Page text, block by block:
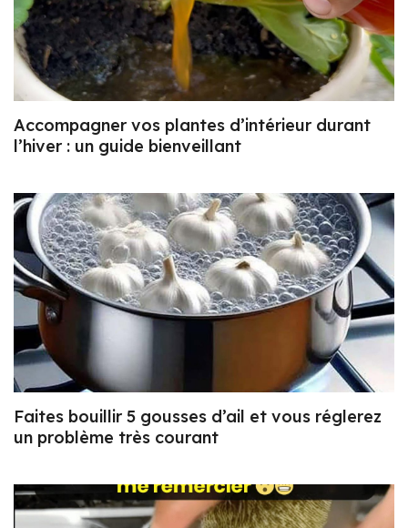
Accompagner vos plantes d’intérieur durant
l’hiver : un guide bienveillant
Faites bouillir 5 gousses d’ail et vous réglerez
un problème très courant